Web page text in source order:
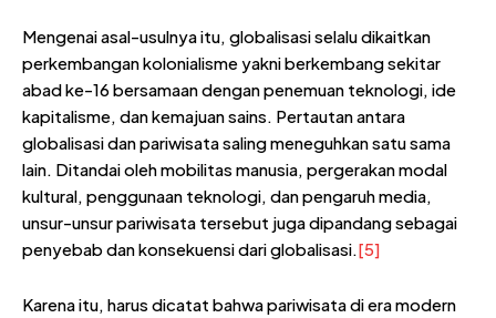
Mengenai asal-usulnya itu, globalisasi selalu dikaitkan
perkembangan kolonialisme yakni berkembang sekitar
abad ke-16 bersamaan dengan penemuan teknologi, ide
kapitalisme, dan kemajuan sains. Pertautan antara
globalisasi dan pariwisata saling meneguhkan satu sama
lain. Ditandai oleh mobilitas manusia, pergerakan modal
kultural, penggunaan teknologi, dan pengaruh media,
unsur-unsur pariwisata tersebut juga dipandang sebagai
penyebab dan konsekuensi dari globalisasi. [5]
Karena itu, harus dicatat bahwa pariwisata di era modern